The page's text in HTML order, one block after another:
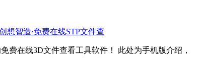
想智造·免费在线STP文件查
费在线3D文件查看工具软件！ 此处为手机版介绍，